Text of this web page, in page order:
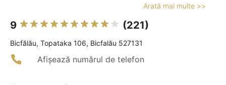
Arată mai multe >>
9 (221)
Bicfălău, Topataka 106, Bicfalău 527131
Afișează numărul de telefon